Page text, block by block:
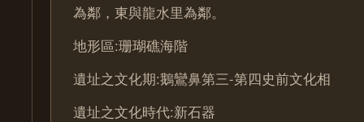
為鄰，東與龍水里為鄰。
地形區:珊瑚礁海階
遺址之文化期:鵝鸞鼻第三-第四史前文化相
遺址之文化時代:新石器